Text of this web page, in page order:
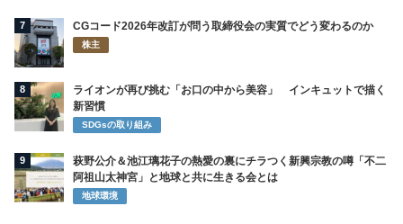
7 CGコード2026年改訂が問う取締役会の実質でどう変わるのか
株主
8
ライオンが再び挑む「お口の中から美容」 インキュットで描く
新習慣
SDGsの取り組み
9
萩野公介＆池江璃花子の熱愛の裏にチラつく新興宗教の噂「不二
阿祖山太神宮」と地球と共に生きる会とは
地球環境